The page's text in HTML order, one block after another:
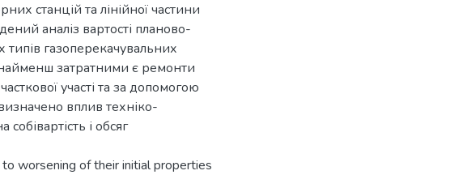
станцій та лінійної частини
аналіз вартості планово-
газоперекачувальних
затратними є ремонти
участі та за допомогою
вплив техніко-
і обсяг
worsening of their initial properties